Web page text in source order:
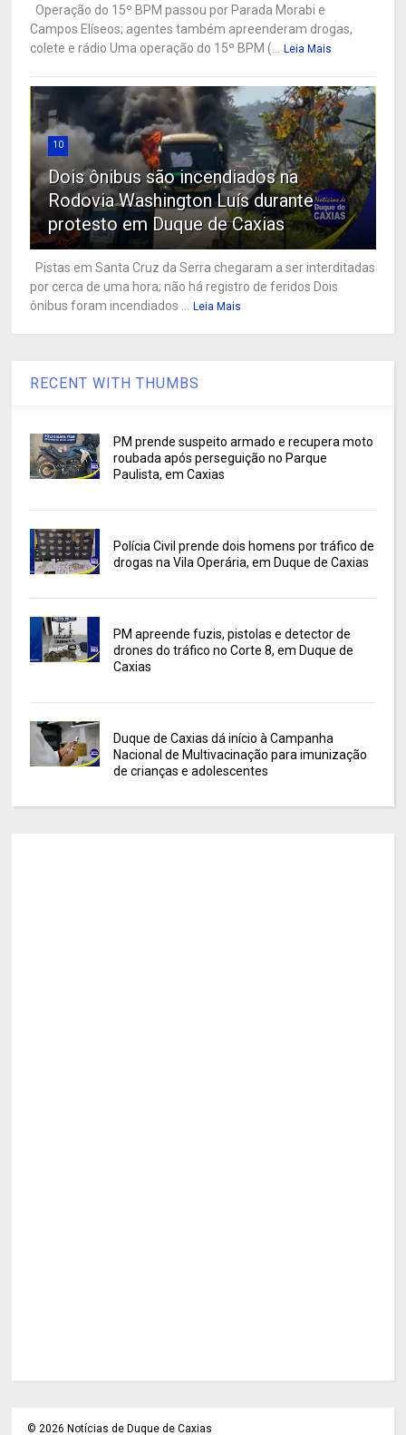
Operação do 15º BPM passou por Parada Morabi e
Campos Elíseos; agentes também apreenderam drogas,
colete e rádio Uma operação do 15º BPM (...
Leia Mais
10
Dois ônibus são incendiados na
Rodovia Washington Luís durante
protesto em Duque de Caxias
Pistas em Santa Cruz da Serra chegaram a ser interditadas
por cerca de uma hora; não há registro de feridos Dois
ônibus foram incendiados ...
Leia Mais
RECENT WITH THUMBS
PM prende suspeito armado e recupera moto
roubada após perseguição no Parque
Paulista, em Caxias
Polícia Civil prende dois homens por tráfico de
drogas na Vila Operária, em Duque de Caxias
PM apreende fuzis, pistolas e detector de
drones do tráfico no Corte 8, em Duque de
Caxias
Duque de Caxias dá início à Campanha
Nacional de Multivacinação para imunização
de crianças e adolescentes
©2026 Notícias de Duque de Caxias